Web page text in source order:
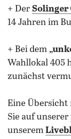
+ Der Solinger
14 Jahren im
+ Bei dem
Wahllokal 405
zunächst
Eine Übersicht
Sie auf unserer
unserem